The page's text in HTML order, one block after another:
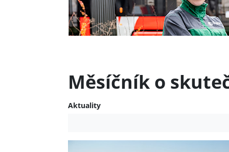
Měsíčník o
Aktuality